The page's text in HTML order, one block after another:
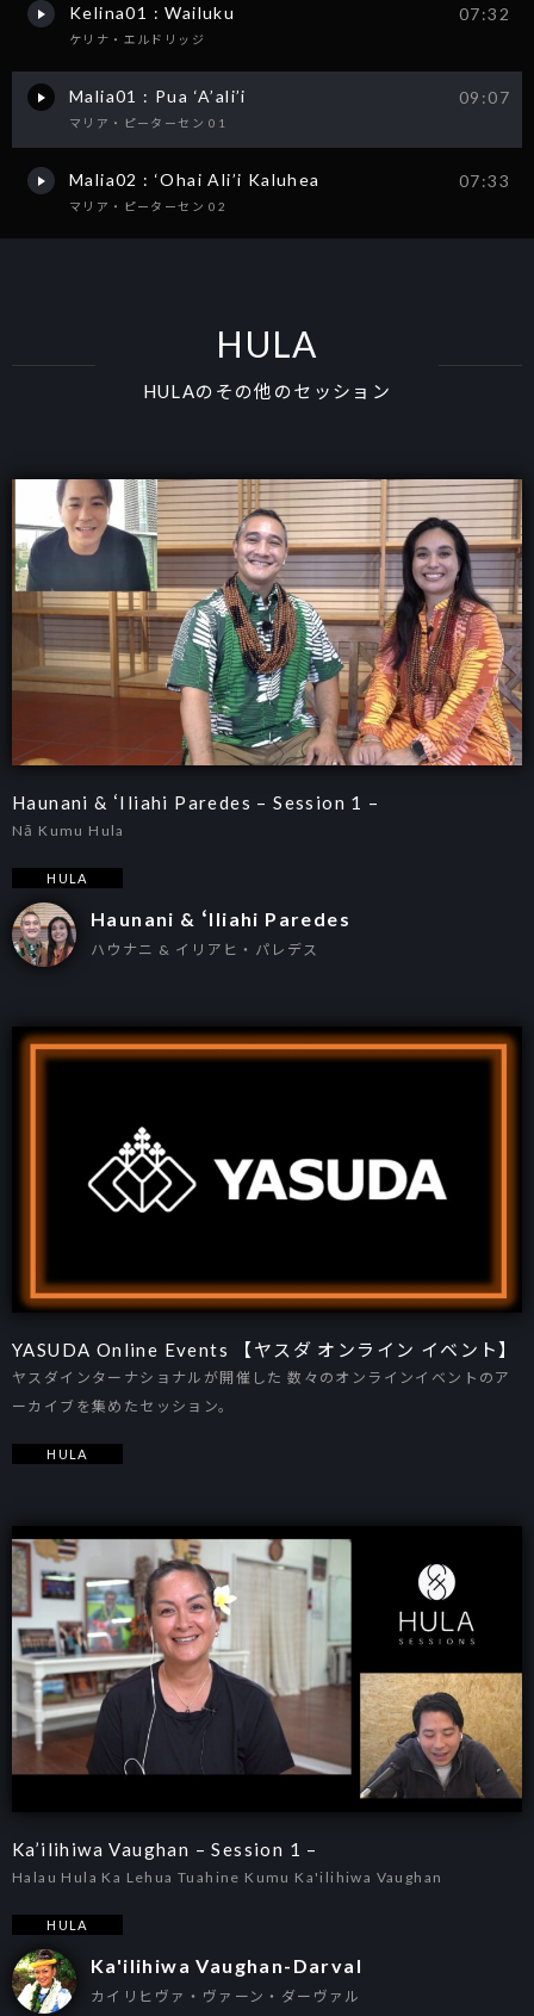
Kelina01 : Wailuku
ケリナ・エルドリッジ
07:32
Malia01 : Pua ‘A’ali’i
マリア・ピーターセン 01
09:07
Malia02 : ‘Ohai Ali’i Kaluhea
マリア・ピーターセン 02
07:33
HULA
HULAのその他のセッション
Haunani & ʻIliahi Paredes – Session 1 –
Nā Kumu Hula
HULA
Haunani & ʻIliahi Paredes
ハウナニ & イリアヒ・パレデス
YASUDA Online Events 【ヤスダ オンライン イベント】
ヤスダインターナショナルが開催した 数々のオンラインイベントのア
ーカイブを集めたセッション。
HULA
Ka’ilihiwa Vaughan – Session 1 –
Halau Hula Ka Lehua Tuahine Kumu Ka'ilihiwa Vaughan
HULA
Ka'ilihiwa Vaughan-Darval
カイリヒヴァ・ヴァーン・ダーヴァル